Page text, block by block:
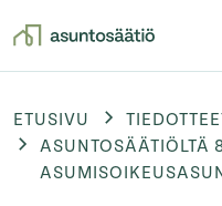
ETUSIVU
ASUNTOSÄÄTIÖLTÄ